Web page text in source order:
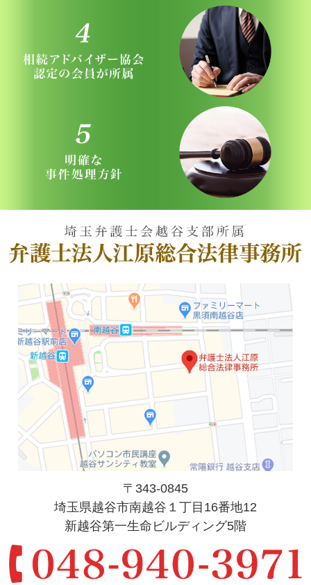
〒343-0845
埼玉県越谷市南越谷１丁目16番地12
新越谷第一生命ビルディング5階